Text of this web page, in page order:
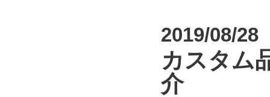
2019/08/28
カスタム
介